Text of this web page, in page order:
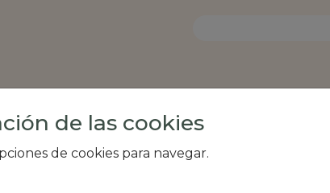
de las cookies
de cookies para navegar.